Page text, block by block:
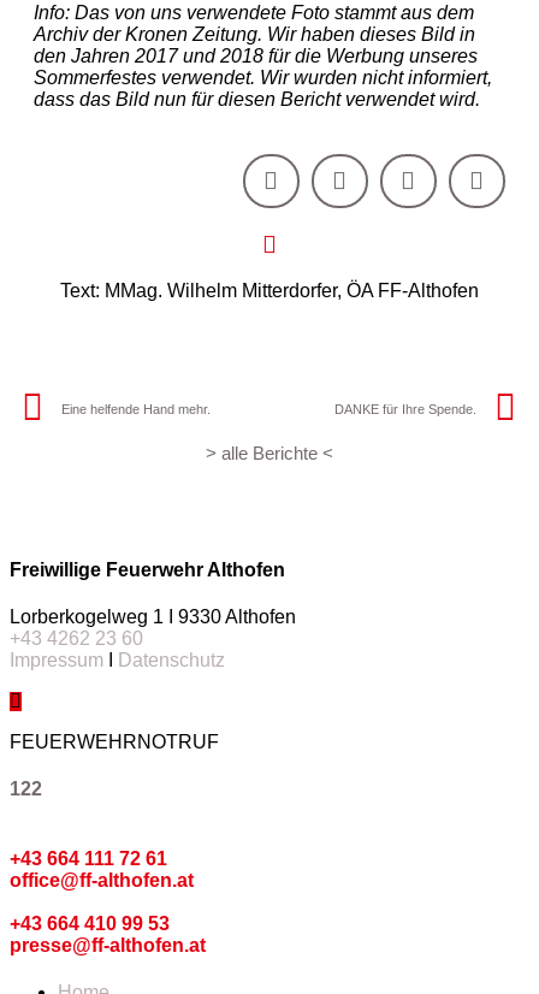
Info: Das von uns verwendete Foto stammt aus dem
Archiv der Kronen Zeitung. Wir haben dieses Bild in
den Jahren 2017 und 2018 für die Werbung unseres
Sommerfestes verwendet. Wir wurden nicht informiert,
dass das Bild nun für diesen Bericht verwendet wird.
Text: MMag. Wilhelm Mitterdorfer, ÖA FF-Althofen
Eine helfende Hand mehr. DANKE für Ihre Spende.
> alle Berichte <
Freiwillige Feuerwehr Althofen
Lorberkogelweg 1 I 9330 Althofen
+43 4262 23 60
Impressum
Datenschutz
FEUERWEHRNOTRUF
122
+43 664 111 72 61
office@ff-althofen.at
+43 664 410 99 53
presse@ff-althofen.at